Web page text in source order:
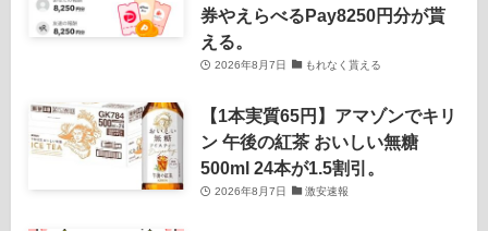
券やえらべるPay8250円分が貰
える。
2026年8月7日 もれなく貰える
【1本実質65円】アマゾンでキリ
ン 午後の紅茶 おいしい無糖
500ml 24本が1.5割引。
2026年8月7日 激安速報